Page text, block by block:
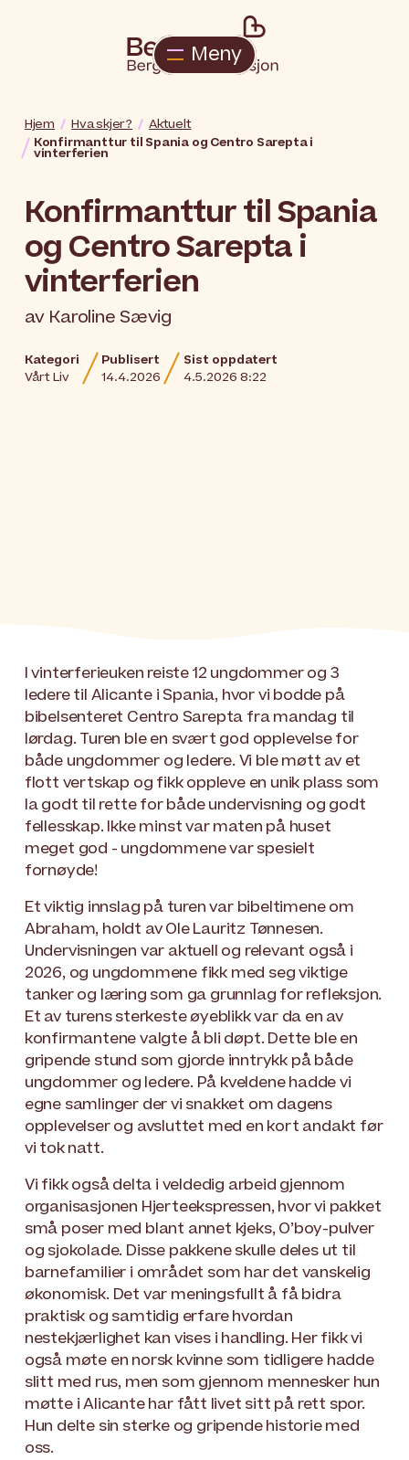
Meny
Hjem Hva skjer?
Aktuelt
Konfirmanttur til Spania og Centro Sarepta i
vinterferien
Konfirmanttur til Spania
og Centro Sarepta i
vinterferien
av Karoline Sævig
Kategori
Vårt Liv
Publisert
14.4.2026
Sist oppdatert
4.5.2026 8:22
I vinterferieuken reiste 12 ungdommer og 3
ledere til Alicante i Spania, hvor vi bodde på
bibelsenteret Centro Sarepta fra mandag til
lørdag. Turen ble en svært god opplevelse for
både ungdommer og ledere. Vi ble møtt av et
flott vertskap og fikk oppleve en unik plass som
la godt til rette for både undervisning og godt
fellesskap. Ikke minst var maten på huset
meget god - ungdommene var spesielt
fornøyde!
Et viktig innslag på turen var bibeltimene om
Abraham, holdt av Ole Lauritz Tønnesen.
Undervisningen var aktuell og relevant også i
2026, og ungdommene fikk med seg viktige
tanker og læring som ga grunnlag for refleksjon.
Et av turens sterkeste øyeblikk var da en av
konfirmantene valgte å bli døpt. Dette ble en
gripende stund som gjorde inntrykk på både
ungdommer og ledere. På kveldene hadde vi
egne samlinger der vi snakket om dagens
opplevelser og avsluttet med en kort andakt før
vi tok natt.
Vi fikk også delta i veldedig arbeid gjennom
organisasjonen Hjerteekspressen, hvor vi pakket
små poser med blant annet kjeks, O’boy-pulver
og sjokolade. Disse pakkene skulle deles ut til
barnefamilier i området som har det vanskelig
økonomisk. Det var meningsfullt å få bidra
praktisk og samtidig erfare hvordan
nestekjærlighet kan vises i handling. Her fikk vi
også møte en norsk kvinne som tidligere hadde
slitt med rus, men som gjennom mennesker hun
møtte i Alicante har fått livet sitt på rett spor.
Hun delte sin sterke og gripende historie med
oss.